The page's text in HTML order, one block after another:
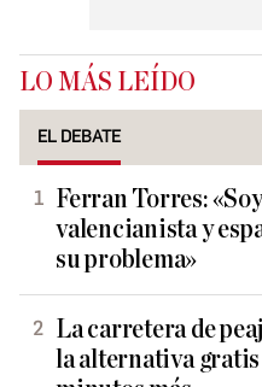
LO MÁS LEÍDO
EL DEBATE
Ferran Torres:
valencianista y
su problema»
La carretera de
la alternativa gratis